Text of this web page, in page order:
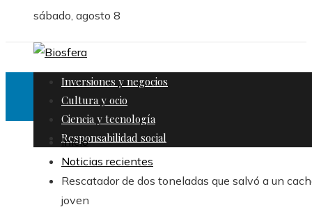
sábado, agosto 8
Inversiones y negocios
Cultura y ocio
Ciencia y tecnología
Responsabilidad social
Inicio
Noticias recientes
Rescatador de dos toneladas que salvó a un
joven